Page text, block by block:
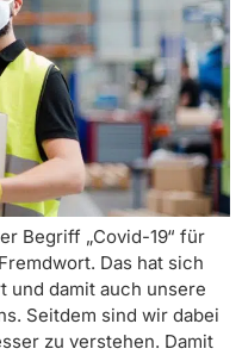
Begriff „Covid-19“ für
Das hat sich
und damit auch unsere
Seitdem sind wir dabei
zu verstehen. Damit